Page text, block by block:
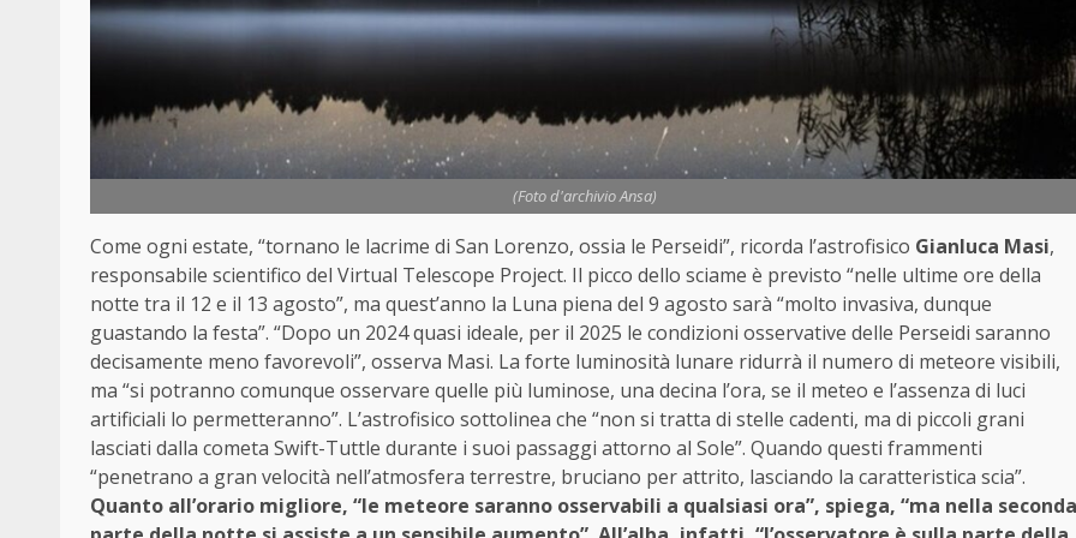
(Foto d'archivio Ansa)
Come ogni estate, “tornano le lacrime di San Lorenzo, ossia le Perseidi”, ricorda l’astrofisico Gianluca Masi,
responsabile scientifico del Virtual Telescope Project. Il picco dello sciame è previsto “nelle ultime ore della
notte tra il 12 e il 13 agosto”, ma quest’anno la Luna piena del 9 agosto sarà “molto invasiva, dunque
guastando la festa”. “Dopo un 2024 quasi ideale, per il 2025 le condizioni osservative delle Perseidi saranno
decisamente meno favorevoli”, osserva Masi. La forte luminosità lunare ridurrà il numero di meteore visibili,
ma “si potranno comunque osservare quelle più luminose, una decina l’ora, se il meteo e l’assenza di luci
artificiali lo permetteranno”. L’astrofisico sottolinea che “non si tratta di stelle cadenti, ma di piccoli grani
lasciati dalla cometa Swift-Tuttle durante i suoi passaggi attorno al Sole”. Quando questi frammenti
“penetrano a gran velocità nell’atmosfera terrestre, bruciano per attrito, lasciando la caratteristica scia”.
Quanto all’orario migliore, “le meteore saranno osservabili a qualsiasi ora”, spiega, “ma nella seconda